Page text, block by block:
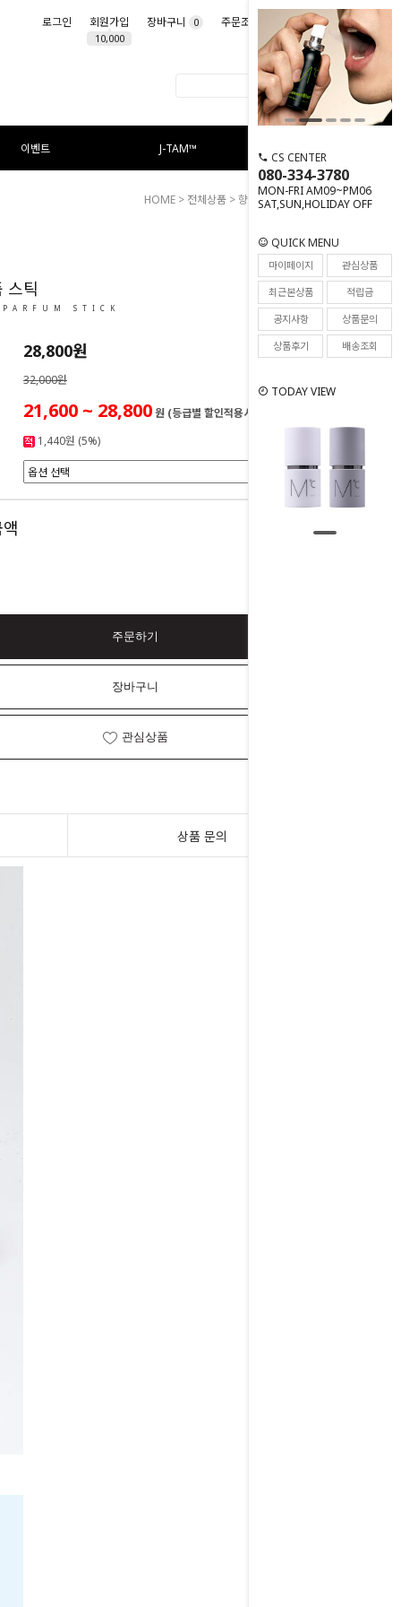
로그인 회원가입
10,000
장바구니 0 주문조회 마이페이지
이벤트 J-TAM™
CS CENTER
080-334-3780
MON-FRI AM09~PM06
SAT,SUN,HOLIDAY OFF
QUICK MENU
마이페이지
관심상품
최근본상품
적립금
공지사항
상품문의
상품후기
배송조회
TODAY VIEW
HOME > 전체상품 >향수 > 오 드 퍼퓸 스틱
12
스틱
STICK
28,800원
32,000원
21,600 ~ 28,800원 (등급별 할인적용시)
1,440원 (5%)
0원
주문하기
장바구니
관심상품
상품 문의